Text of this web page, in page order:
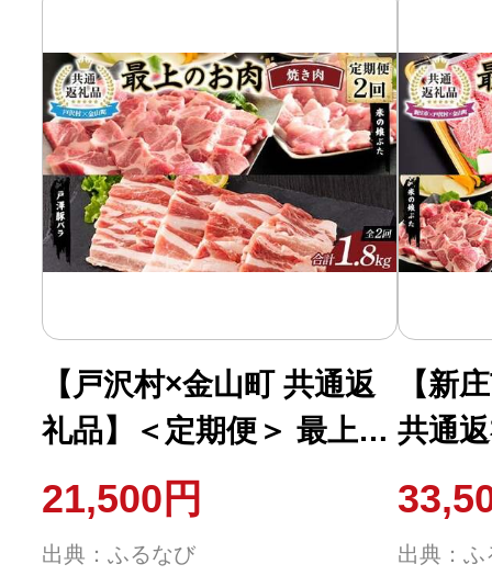
個人事業・フリーランス
ふるさと納税の基礎知識
自治体直営サイト特集
はじめるバイブルとは
よくあるご質問
【戸沢村×金山町 共通返
礼品】＜定期便＞ 最上の
お肉 焼き肉定期便 2回
（戸澤豚・米の娘ぶた）
豚肉 FAE-0026
21,500円
出典：ふるなび
【新
共通
最上
定期
澤豚
出典：ふ